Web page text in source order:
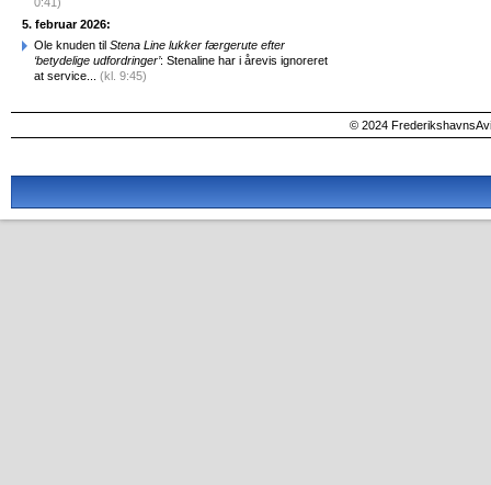
5. februar 2026:
Ole knuden til Stena Line lukker færgerute efter
‘betydelige udfordringer’: Stenaline har i årevis ignoreret
at service... (kl. 9:45)
© 2024